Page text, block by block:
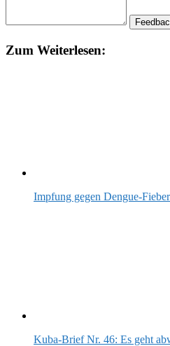
Zum Weiterlesen:
Impfung gegen Dengue-
Kuba-Brief Nr. 46: Es geht